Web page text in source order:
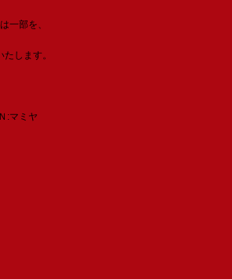
一部を、
します。
:マミヤ